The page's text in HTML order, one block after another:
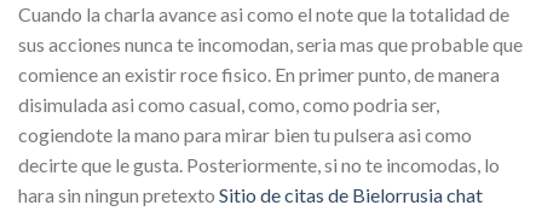
Cuando la charla avance asi­ como el note que la totalidad de
sus acciones nunca te incomodan, seri­a mas que probable que
comience an existir roce fisico. En primer punto, de manera
disimulada asi­ como casual, como, como podri­a ser,
cogiendote la mano para mirar bien tu pulsera asi­ como
decirte que le gusta. Posteriormente, si no te incomodas, lo
hara sin ningun pretexto Sitio de citas de Bielorrusia chat